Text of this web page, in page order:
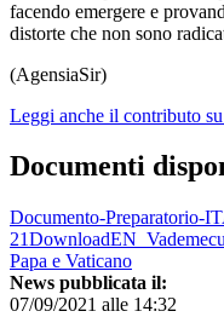
facendo emergere e
distorte che non sono
(AgensiaSir)
Leggi anche il contributo
Documenti
Documento-Preparatorio-
21Download
Papa e Vaticano
News pubblicata il:
07/09/2021 alle 14:32